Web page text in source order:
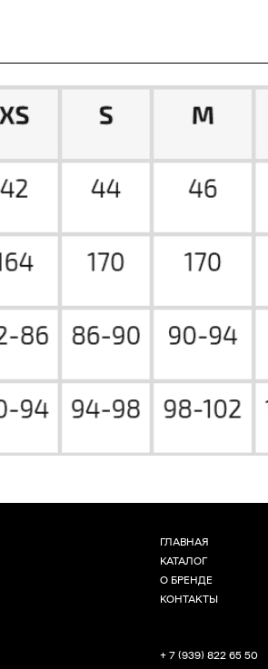
ГЛАВНАЯ
КАТАЛОГ
О БРЕНДЕ
Г. НОВОСИБИРСК, ЧАПЛЫГИНА 93